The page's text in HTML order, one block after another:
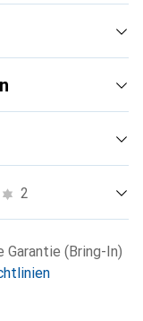
2
Garantie (Bring-In)